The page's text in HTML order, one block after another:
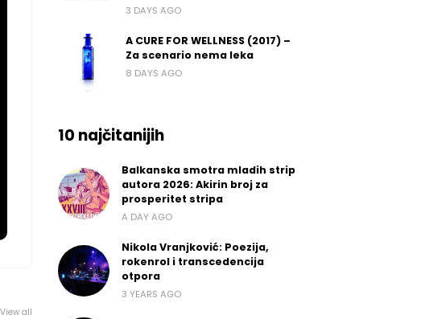
View all
3 DAYS AGO
A CURE FOR WELLNESS (2017) –
Za scenario nema leka
8 DAYS AGO
10 najčitanijih
Balkanska smotra mladih strip
autora 2026: Akirin broj za
prosperitet stripa
A DAY AGO
Nikola Vranjković: Poezija,
rokenrol i transcedencija
otpora
3 YEARS AGO